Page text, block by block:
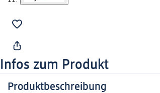
Infos zum Produkt
Produktbeschreibung